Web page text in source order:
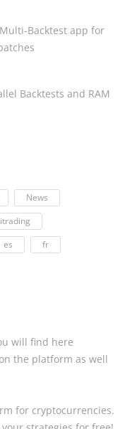
Backtest app for
Backtests and RAM
News
es
fr
will find here
the platform as well
for cryptocurrencies.